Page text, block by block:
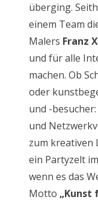
überging.
einem Team
Malers Franz
und für alle
machen. Ob
oder
und -
und
zum kreativen
ein Partyzelt
wenn es das
Motto „Kunst